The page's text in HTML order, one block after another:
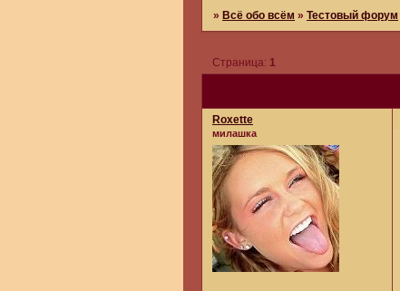
» Всё обо всём »Тестовый форум
Страница: 1
Roxette
милашка